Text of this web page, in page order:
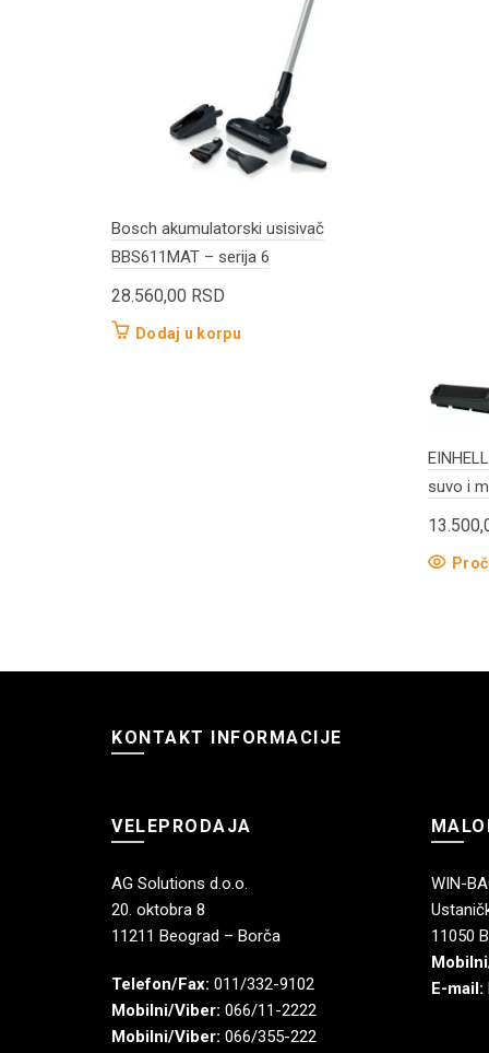
Bosch akumulatorski usisivač
BBS611MAT – serija 6
28.560,00 RSD
Dodaj u korpu
suvo i
KONTAKT INFORMACIJE
VELEPRODAJA
AG Solutions d.o.o.
20. oktobra 8
11211 Beograd – Borča
Telefon/Fax: 011/332-9102
Mobilni/Viber: 066/11-2222
Mobilni/Viber: 066/355-222
WIN-
11050
E-mail: